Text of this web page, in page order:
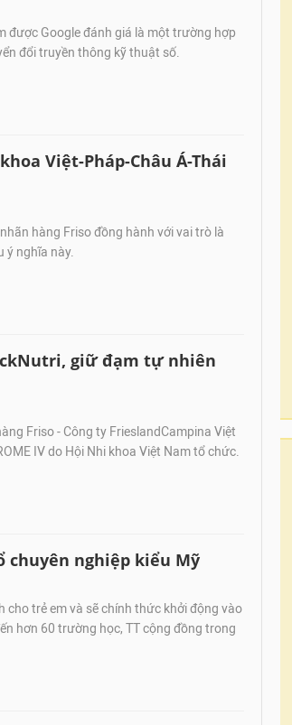
được Google đánh giá là một trường hợp
đổi truyền thông kỹ thuật số.
Việt-Pháp-Châu Á-Thái
hàng Friso đồng hành với vai trò là
ý nghĩa này.
giữ đạm tự nhiên
Friso - Công ty FrieslandCampina Việt
IV do Hội Nhi khoa Việt Nam tổ chức.
chuyên nghiệp kiểu Mỹ
cho trẻ em và sẽ chính thức khởi động vào
hơn 60 trường học, TT cộng đồng trong